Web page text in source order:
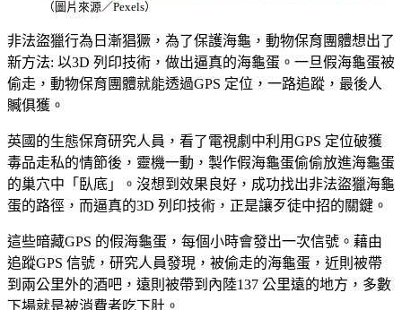
（圖片來源／Pexels）
非法盜獵行為日漸猖獗，為了保護海龜，動物保育團體想出了
新方法: 以3D 列印技術，做出逼真的海龜蛋。一旦假海龜蛋被
偷走，動物保育團體就能透過GPS 定位，一路追蹤，最後人
贓俱獲。
英國的生態保育研究人員，看了電視劇中利用GPS 定位破獲
毒品走私的情節後，靈機一動，製作假海龜蛋偷偷放進海龜蛋
的巢穴中「臥底」。沒想到效果良好，成功找出非法盜獵海龜
蛋的路徑，而逼真的3D 列印技術，正是讓歹徒中招的關鍵。
這些暗藏GPS 的假海龜蛋，每個小時會發出一次信號。藉由
追蹤GPS 信號，研究人員發現，被偷走的海龜蛋，近則被帶
到兩公里外的酒吧，遠則被帶到內陸137 公里遠的地方，多數
下場就是被消費者吃下肚。